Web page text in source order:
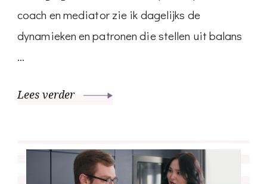
coach en mediator zie ik dagelijks de
dynamieken en patronen die stellen uit balans
…
Lees verder